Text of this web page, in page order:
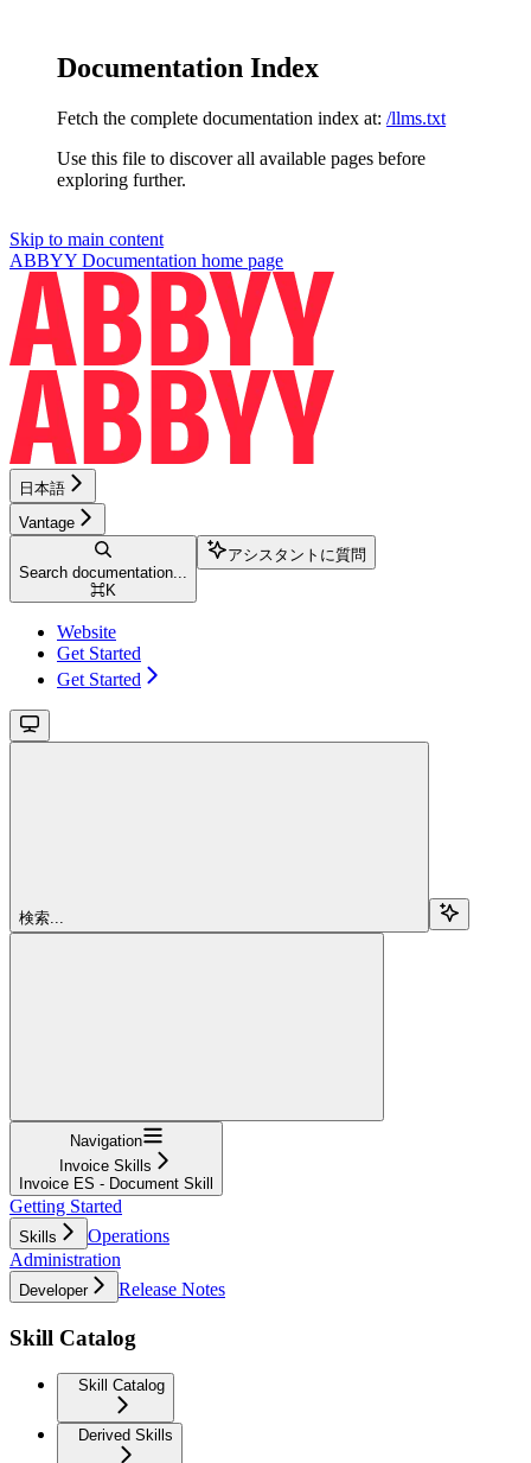
Documentation Index
Fetch the complete documentation index at: /llms.txt
Use this file to discover all available pages before
exploring further.
Skip to main content
ABBYY Documentation home page
日本語
Vantage
Search documentation...
⌘K
アシスタントに質問
Website
Get Started
Get Started
検索...
Navigation
Invoice Skills
Invoice ES - Document Skill
Getting Started
Skills
Operations
Administration
Developer Release Notes
Skill Catalog
Skill Catalog
Derived Skills